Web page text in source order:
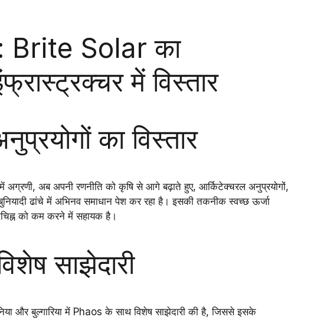
Brite Solar का
में विस्तार
का विस्तार
अग्रणी, अब अपनी रणनीति कोकृषिसे आगे बढ़ाते हुए,आर्किटेक्चरल अनुप्रयोगों,
ढांचे में अभिनव समाधान पेश कर रहा है। इसकी तकनीकस्वच्छ ऊर्जा
को कम करनेमें सहायक है।
साझेदारी
और बुल्गारिया में Phaos के साथ विशेष साझेदारी की है, जिससे इसके